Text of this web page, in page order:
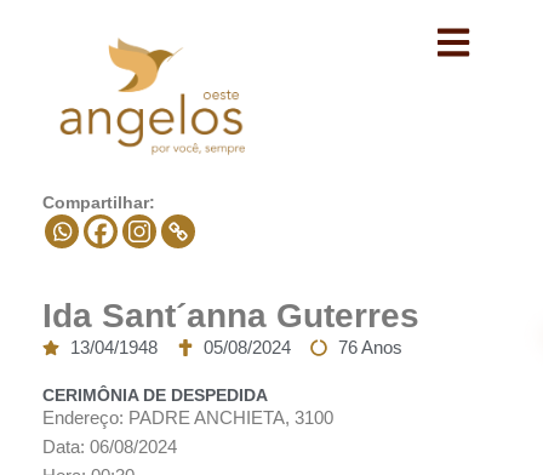
Compartilhar:
Ida Sant´anna Guterres
13/04/1948 05/08/2024 76 Anos
CERIMÔNIA DE DESPEDIDA
Endereço: PADRE ANCHIETA, 3100
Data: 06/08/2024